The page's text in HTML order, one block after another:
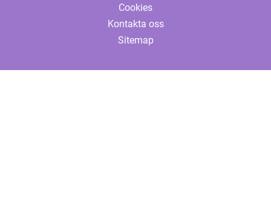
Cookies
Kontakta oss
Sitemap